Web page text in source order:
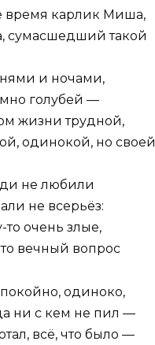
время карлик Миша,
сумасшедший такой
и ночами,
голубей —
жизни трудной,
одинокой, но своей
не любили
не всерьёз:
очень злые,
вечный вопрос
одиноко,
ни с кем не пил —
всё, что было —